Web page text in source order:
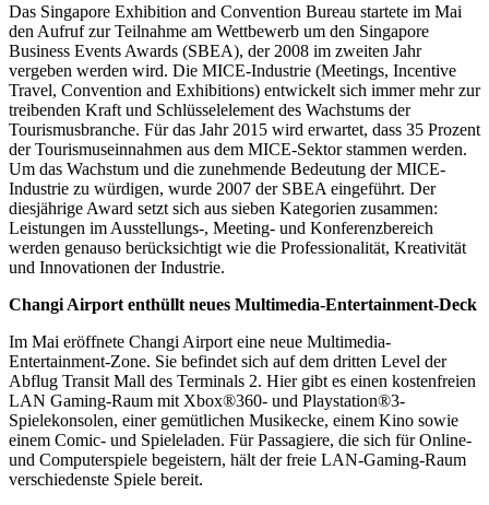
Das Singapore Exhibition and Convention Bureau startete im Mai
den Aufruf zur Teilnahme am Wettbewerb um den Singapore
Business Events Awards (SBEA), der 2008 im zweiten Jahr
vergeben werden wird. Die MICE-Industrie (Meetings, Incentive
Travel, Convention and Exhibitions) entwickelt sich immer mehr zur
treibenden Kraft und Schlüsselelement des Wachstums der
Tourismusbranche. Für das Jahr 2015 wird erwartet, dass 35 Prozent
der Tourismuseinnahmen aus dem MICE-Sektor stammen werden.
Um das Wachstum und die zunehmende Bedeutung der MICE-
Industrie zu würdigen, wurde 2007 der SBEA eingeführt. Der
diesjährige Award setzt sich aus sieben Kategorien zusammen:
Leistungen im Ausstellungs-, Meeting- und Konferenzbereich
werden genauso berücksichtigt wie die Professionalität, Kreativität
und Innovationen der Industrie.
Changi Airport enthüllt neues Multimedia-Entertainment-Deck
Im Mai eröffnete Changi Airport eine neue Multimedia-
Entertainment-Zone. Sie befindet sich auf dem dritten Level der
Abflug Transit Mall des Terminals 2. Hier gibt es einen kostenfreien
LAN Gaming-Raum mit Xbox®360- und Playstation®3-
Spielekonsolen, einer gemütlichen Musikecke, einem Kino sowie
einem Comic- und Spieleladen. Für Passagiere, die sich für Online-
und Computerspiele begeistern, hält der freie LAN-Gaming-Raum
verschiedenste Spiele bereit.